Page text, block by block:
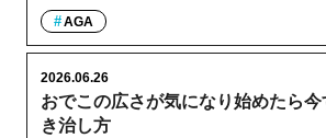
AGA
おでこの広さが気になり始めたら
き治し方
2026.06.26